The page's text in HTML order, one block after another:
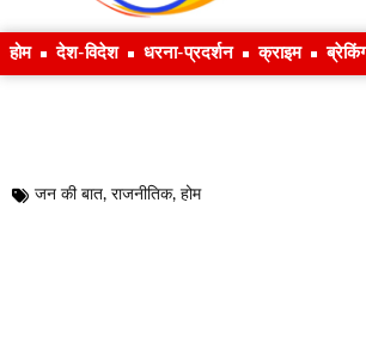
होम देश-विदेश धरना-प्रदर्शन क्राइम
जन की बात, राजनीतिक, होम